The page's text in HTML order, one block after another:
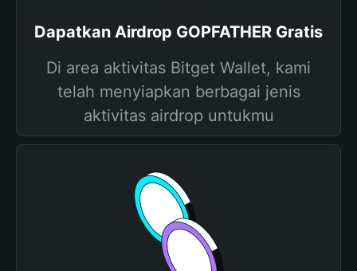
Dapatkan Airdrop GOPFATHER Gratis
Di area aktivitas Bitget Wallet, kami
telah menyiapkan berbagai jenis
aktivitas airdrop untukmu